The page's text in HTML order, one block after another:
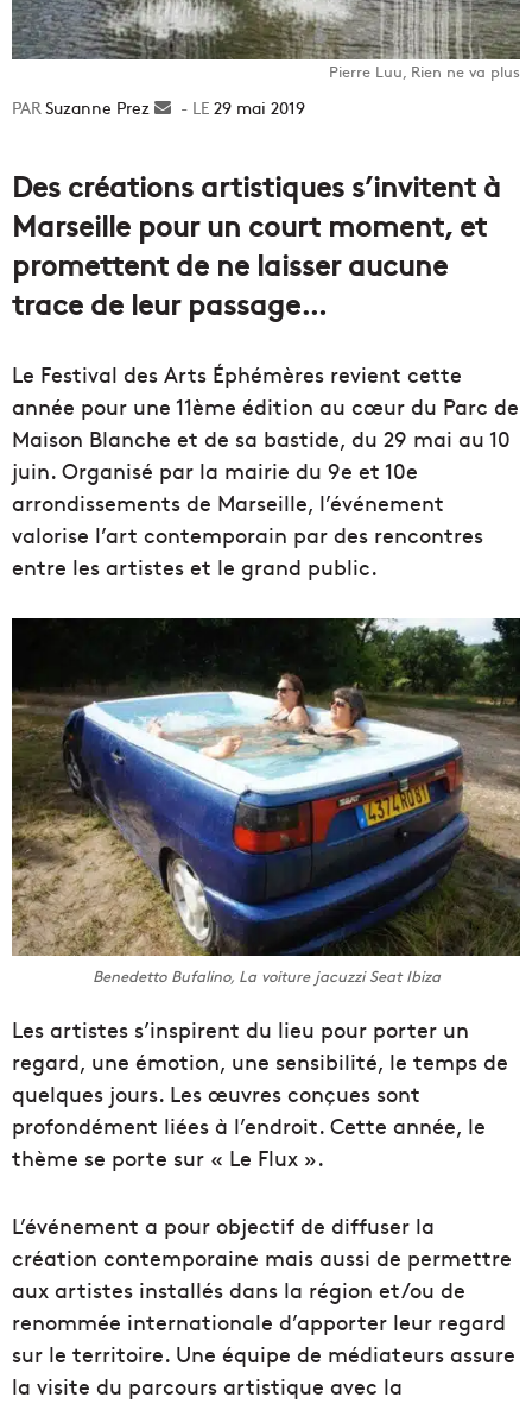
Pierre Luu, Rien ne va plus
Suzanne Prez
Envoyer29 mai 2019
Des créations artistiques s’invitent à
Marseille pour un court moment, et
promettent de ne laisser aucune
trace de leur passage…
Le Festival des Arts Éphémères revient cette
année pour une 11ème édition au cœur du Parc de
Maison Blanche et de sa bastide, du 29 mai au 10
juin. Organisé par la mairie du 9e et 10e
arrondissements de Marseille, l’événement
valorise l’art contemporain par des rencontres
entre les artistes et le grand public.
Benedetto Bufalino, La voiture jacuzzi Seat Ibiza
Les artistes s’inspirent du lieu pour porter un
regard, une émotion, une sensibilité, le temps de
quelques jours. Les œuvres conçues sont
profondément liées à l’endroit. Cette année, le
thème se porte sur « Le Flux ».
L’événement a pour objectif de diffuser la
création contemporaine mais aussi de permettre
aux artistes installés dans la région et/ou de
renommée internationale d’apporter leur regard
sur le territoire. Une équipe de médiateurs assure
la visite du parcours artistique avec la